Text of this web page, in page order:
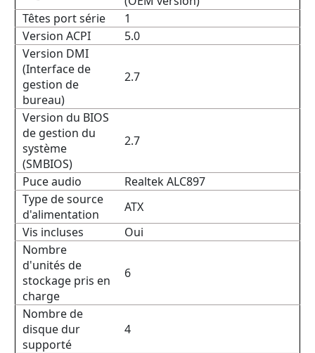
Têtes port série
1
Version ACPI
5.0
Version DMI
(Interface de
gestion de
bureau)
2.7
Version du BIOS
de gestion du
système
(SMBIOS)
2.7
Puce audio
Realtek ALC897
Type de source
d'alimentation
ATX
Vis incluses
Oui
Nombre
d'unités de
stockage pris en
charge
6
Nombre de
disque dur
supporté
4